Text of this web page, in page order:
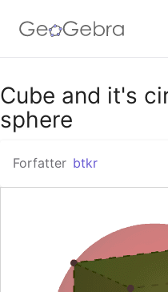
Google Classroom
Cube and it's
sphere
Forfatter btkr